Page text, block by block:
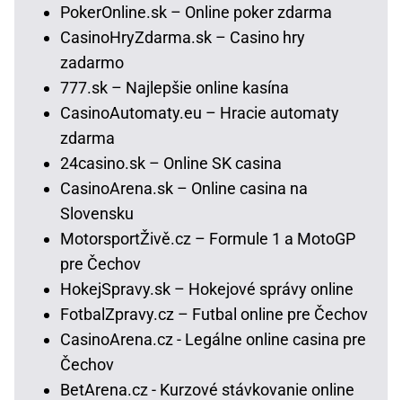
PokerOnline.sk – Online poker zdarma
CasinoHryZdarma.sk – Casino hry
zadarmo
777.sk – Najlepšie online kasína
CasinoAutomaty.eu – Hracie automaty
zdarma
24casino.sk – Online SK casina
CasinoArena.sk – Online casina na
Slovensku
MotorsportŽivě.cz – Formule 1 a MotoGP
pre Čechov
HokejSpravy.sk – Hokejové správy online
FotbalZpravy.cz – Futbal online pre Čechov
CasinoArena.cz - Legálne online casina pre
Čechov
BetArena.cz - Kurzové stávkovanie online